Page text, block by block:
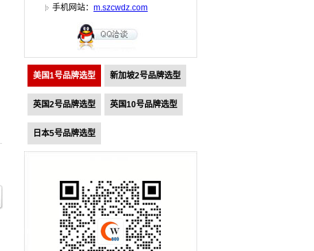
手机网站： m.szcwdz.com
美国1号品牌选型 新加坡2号品牌选型
英国2号品牌选型 英国10号品牌选型
日本5号品牌选型